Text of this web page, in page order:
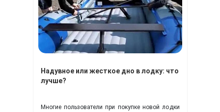
Надувное или жесткое дно в лодку: что
лучше?
Многие пользователи при покупке новой лодки